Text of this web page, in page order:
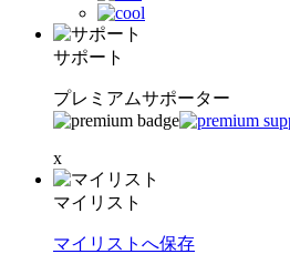
サポート
プレミアムサポーター
x
マイリスト
マイリストへ保存